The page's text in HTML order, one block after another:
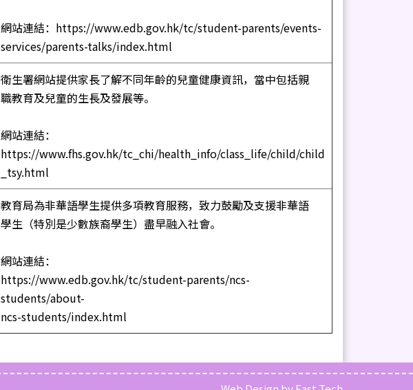
網站連結： https://www.edb.gov.hk/tc/student-parents/events-
services/parents-talks/index.html
衛生署網站提供家長了解不同年齡的兒童健康資訊，當中包括親
職教育及兒童的生長及發展等。
網站連結：
https://www.fhs.gov.hk/tc_chi/health_info/class_life/child/child
_tsy.html
教育局為非華語學生提供多項教育服務，致力鼓勵及支援非華語
學生（特別是少數族裔學生）盡早融入社會。
網站連結：
https://www.edb.gov.hk/tc/student-parents/ncs-
students/about-
ncs-students/index.html